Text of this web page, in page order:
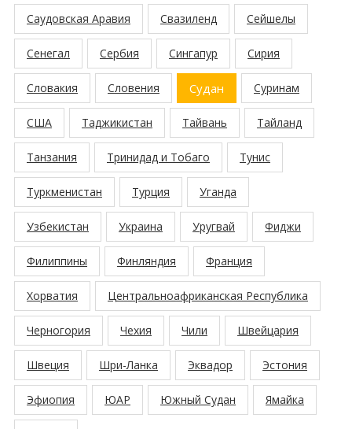
Саудовская Аравия Свазиленд Сейшелы
Сенегал Сербия Сингапур Сирия
Словакия Словения Судан Суринам
США Таджикистан Тайвань Тайланд
Танзания Тринидад и Тобаго Тунис
Туркменистан Турция Уганда
Узбекистан Украина Уругвай Фиджи
Филиппины Финляндия Франция
Хорватия Центральноафриканская Республика
Черногория Чехия Чили Швейцария
Швеция Шри-Ланка Эквадор Эстония
Эфиопия ЮАР Южный Судан Ямайка